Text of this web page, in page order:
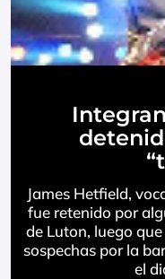
James Hetfield,
fue retenido por
de Luton, luego
sospechas por la
el